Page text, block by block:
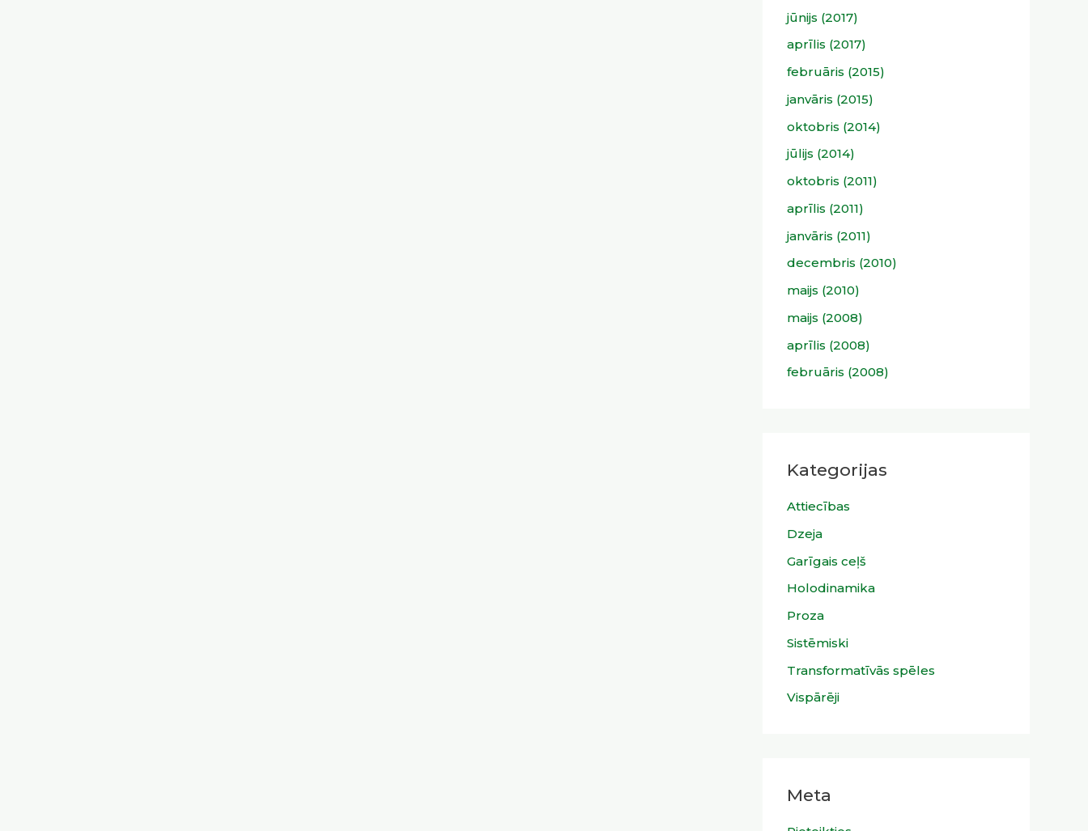
jūnijs (2017)
aprīlis (2017)
februāris (2015)
janvāris (2015)
oktobris (2014)
jūlijs (2014)
oktobris (2011)
aprīlis (2011)
janvāris (2011)
decembris (2010)
maijs (2010)
maijs (2008)
aprīlis (2008)
februāris (2008)
Kategorijas
Attiecības
Dzeja
Garīgais ceļš
Holodinamika
Proza
Sistēmiski
Transformatīvās spēles
Vispārēji
Meta